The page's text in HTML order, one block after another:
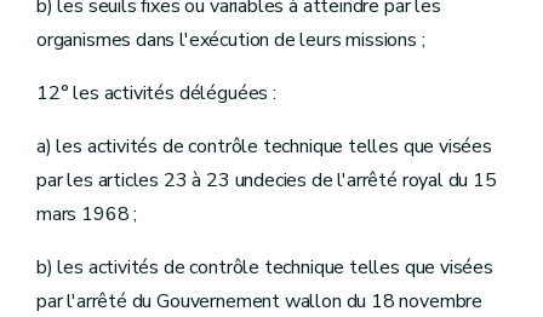
b) les seuils fixes ou variables à atteindre par les
organismes dans l'exécution de leurs missions ;
12° les activités déléguées :
a) les activités de contrôle technique telles que visées
par les articles 23 à 23 undecies de l'arrêté royal du 15
mars 1968 ;
b) les activités de contrôle technique telles que visées
par l'arrêté du Gouvernement wallon du 18 novembre